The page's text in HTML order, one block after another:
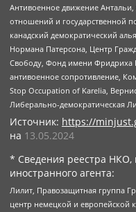
Антивоенное движение
отношений и государственной
канадский демократический
Нормана Патерсона, Центр
Свободу, Фонд имени Фридриха
антивоенное сопротивление,
Stop Occupation of Karelia,
Либерально-демократическая
Источник: https://
на 13.05.2024
* Сведения реестра
иностранного агента:
Лилит, Правозащитная группа
центр немецкой и европейской